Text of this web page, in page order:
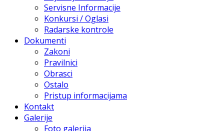
Servisne Informacije
Konkursi / Oglasi
Radarske kontrole
Dokumenti
Zakoni
Pravilnici
Obrasci
Ostalo
Pristup informacijama
Kontakt
Galerije
Foto galerija